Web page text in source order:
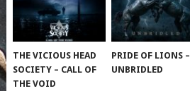
THE VICIOUS HEAD
SOCIETY – CALL OF
THE VOID
PRIDE OF LIONS –
UNBRIDLED